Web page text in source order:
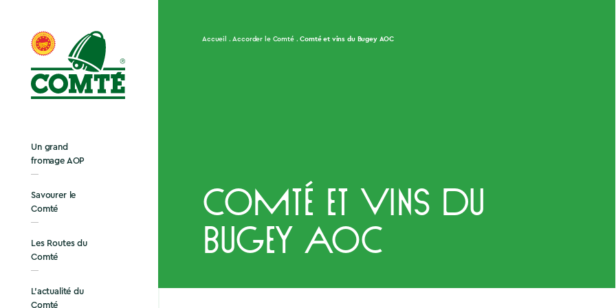
Un grand
fromage AOP
Savourer le
Comté
Les Routes du
Comté
L’actualité du
Comté
Accueil Accorder le Comté Comté et vins du Bugey AOC
Comté et vins du
Bugey AOC